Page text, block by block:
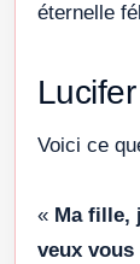
éternelle
Lucifer
Voici ce
« Ma fille,
veux vous